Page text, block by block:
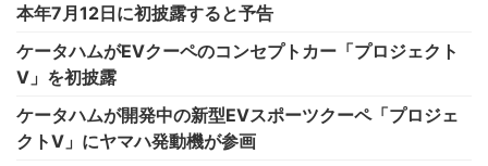
本年7月12日に初披露すると予告
ケータハムがEVクーペのコンセプトカー「プロジェクト
V」を初披露
ケータハムが開発中の新型EVスポーツクーペ「プロジェ
クトV」にヤマハ発動機が参画